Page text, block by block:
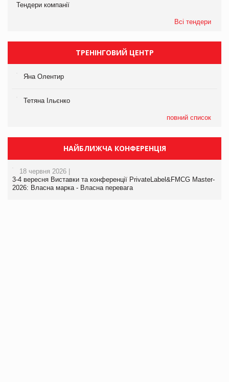
Тендери компанії
Всі тендери
ТРЕНІНГОВИЙ ЦЕНТР
Яна Олентир
Тетяна Ільєнко
повний список
НАЙБЛИЖЧА КОНФЕРЕНЦІЯ
18 червня 2026 |
3-4 вересня Виставки та конференції PrivateLabel&FMCG Master-
2026: Власна марка - Власна перевага